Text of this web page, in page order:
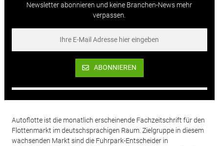
Newsletter abonnieren und keine Branchen-News mehr
verpassen.
ABONNIEREN
Autoflotte ist die monatlich erscheinende Fachzeitschrift für den
Flottenmarkt im deutschsprachigen Raum. Zielgruppe in diesem
wachsenden Markt sind die Fuhrpark-Entscheider in